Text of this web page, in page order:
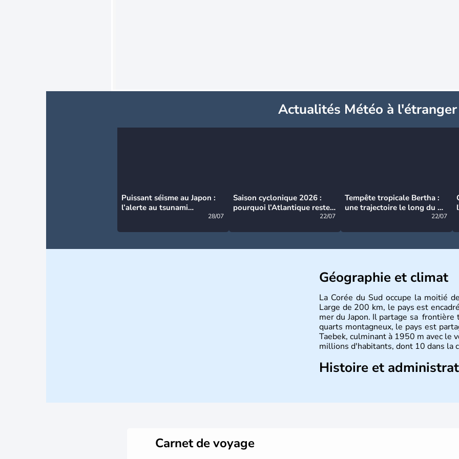
Actualités Météo à l'étranger
Puissant séisme au Japon :
l’alerte au tsunami
28/07
Saison cyclonique 2026 :
pourquoi l’Atlantique reste
22/07
Tempête tropicale Bertha :
une trajectoire le long du du
22/07
Géographie et climat
La Corée du Sud occupe la moitié
Large de 200 km, le pays est
mer du Japon. Il partage sa
quarts montagneux, le pays est
Taebek, culminant à 1950 m avec le
millions d'habitants, dont 10 dans la
Histoire et
Carnet de voyage